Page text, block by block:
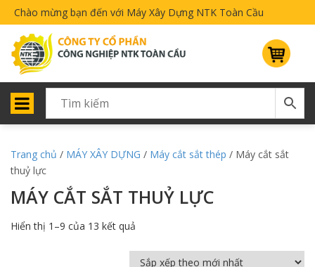
Chào mừng bạn đến với Máy Xây Dựng NTK Toàn Cầu
Trang chủ / MÁY XÂY DỰNG / Máy cắt sắt thép / Máy cắt sắt
thuỷ lực
MÁY CẮT SẮT THUỶ LỰC
Hiển thị 1–9 của 13 kết quả